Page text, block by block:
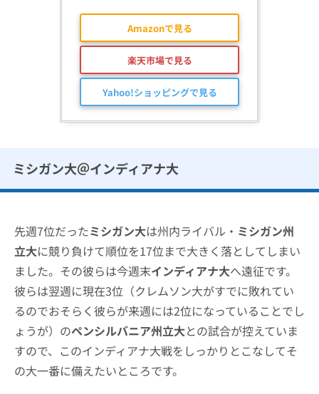
Amazonで見る
楽天市場で見る
Yahoo!ショッピングで見る
ミシガン大＠インディアナ大
先週7位だったミシガン大は州内ライバル・ ミシガン州
立大に競り負けて順位を17位まで大きく落としてしまい
ました。その彼らは今週末インディアナ大へ遠征です。
彼らは翌週に現在3位（クレムソン大がすでに敗れてい
るのでおそらく彼らが来週には2位になっていることでし
ょうが）のペンシルバニア州立大との試合が控えていま
すので、このインディアナ大戦をしっかりとこなしてそ
の大一番に備えたいところです。